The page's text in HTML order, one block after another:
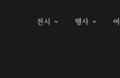
전시  행사 